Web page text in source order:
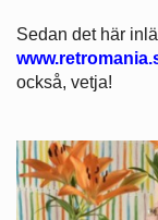
Sedan det här
också, vetja!